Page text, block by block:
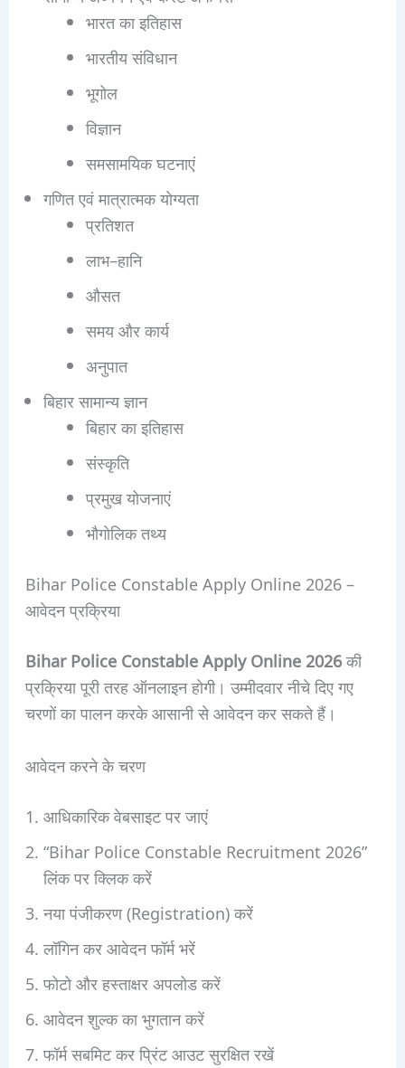
भारत का इतिहास
भारतीय संविधान
भूगोल
विज्ञान
समसामयिक घटनाएं
गणित एवं मात्रात्मक योग्यता
प्रतिशत
लाभ–हानि
औसत
समय और कार्य
अनुपात
बिहार सामान्य ज्ञान
बिहार का इतिहास
संस्कृति
प्रमुख योजनाएं
भौगोलिक तथ्य
Bihar Police Constable Apply Online 2026 –
आवेदन प्रक्रिया
Bihar Police Constable Apply Online 2026की
प्रक्रिया पूरी तरह ऑनलाइन होगी। उम्मीदवार नीचे दिए गए
चरणों का पालन करके आसानी से आवेदन कर सकते हैं।
आवेदन करने के चरण
आधिकारिक वेबसाइट पर जाएं
“Bihar Police Constable Recruitment 2026”
लिंक पर क्लिक करें
नया पंजीकरण (Registration) करें
लॉगिन कर आवेदन फॉर्म भरें
फोटो और हस्ताक्षर अपलोड करें
आवेदन शुल्क का भुगतान करें
फॉर्म सबमिट कर प्रिंट आउट सुरक्षित रखें